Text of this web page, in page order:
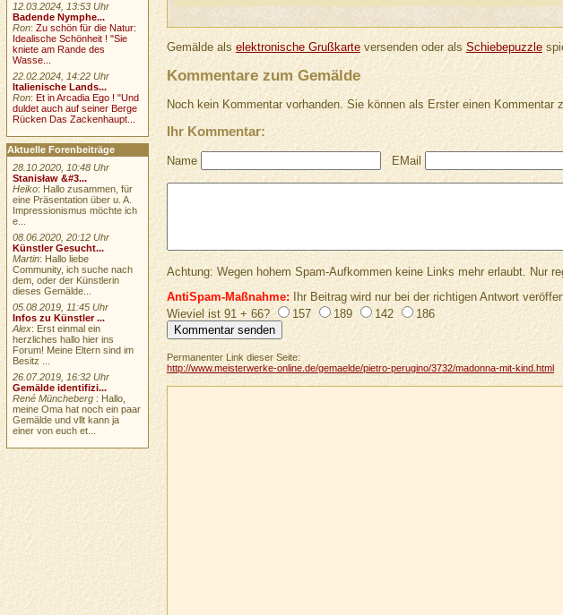
Gemälde alselektronische Grußkarteversenden oder alsSchiebepuzzle
Kommentare zum Gemälde
Noch kein Kommentar vorhanden. Sie können als Erster einen Kommentar
Ihr Kommentar:
Name EMail
Achtung: Wegen hohem Spam-Aufkommen keine Links mehr erlaubt. Nur
AntiSpam-Maßnahme:Ihr Beitrag wird nur bei der richtigen Antwort
Wieviel ist 91 + 66?
157 189 142 186
Permanenter Link dieser Seite:
http://www.meisterwerke-online.de/gemaelde/pietro-perugino/3732/madonna-mit-kind.html
12.03.2024, 13:53 Uhr
Badende Nymphe...
Ron:Zu schön für die Natur:
Idealische Schönheit ! "Sie
kniete am Rande des
Wasse...
22.02.2024, 14:22 Uhr
Italienische Lands...
Ron:Et in Arcadia Ego ! "Und
duldet auch auf seiner Berge
Rücken Das Zackenhaupt...
Aktuelle Forenbeiträge
28.10.2020, 10:48 Uhr
Stanisław &#3...
Heiko: Hallo zusammen, für
eine Präsentation über u. A.
Impressionismus möchte ich
e...
08.06.2020, 20:12 Uhr
Künstler Gesucht...
Martin: Hallo liebe
Community, ich suche nach
dem, oder der Künstlerin
dieses Gemälde...
05.08.2019, 11:45 Uhr
Infos zu Künstler ...
Alex: Erst einmal ein
herzliches hallo hier ins
Forum! Meine Eltern sind im
Besitz ...
26.07.2019, 16:32 Uhr
Gemälde identifizi...
René Müncheberg : Hallo,
meine Oma hat noch ein paar
Gemälde und vllt kann ja
einer von euch et...